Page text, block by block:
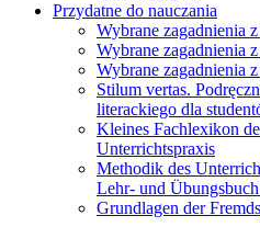
Przydatne do nauczania
Wybrane zagadnienia
Wybrane zagadnienia
Wybrane zagadnienia
Stilum vertas.
literackiego dla
Kleines Fachlexikon
Unterrichtspraxis
Methodik des
Lehr- und
Grundlagen der